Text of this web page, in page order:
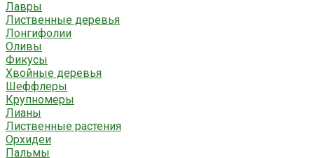
Лавры
Лиственные деревья
Лонгифолии
Оливы
Фикусы
Хвойные деревья
Шеффлеры
Крупномеры
Лианы
Лиственные растения
Орхидеи
Пальмы